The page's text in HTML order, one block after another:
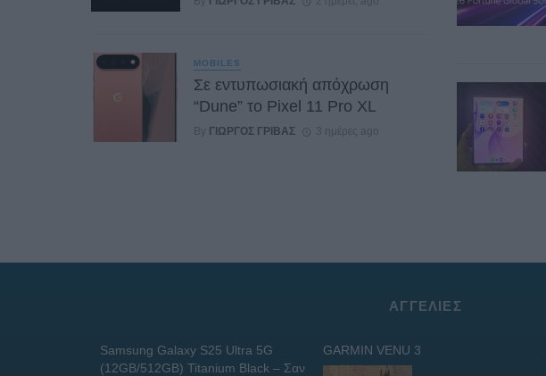
MOBILES
Σε εντυπωσιακή απόχρωση
“Dune” το Pixel 11 Pro XL
By ΓΙΏΡΓΟΣ ΓΡΊΒΑΣ 3 ημέρες ago
ΑΓΓΕΛΊΕΣ
Samsung Galaxy S25 Ultra 5G
(12GB/512GB) Titanium Black – Σαν
GARMIN VENU 3